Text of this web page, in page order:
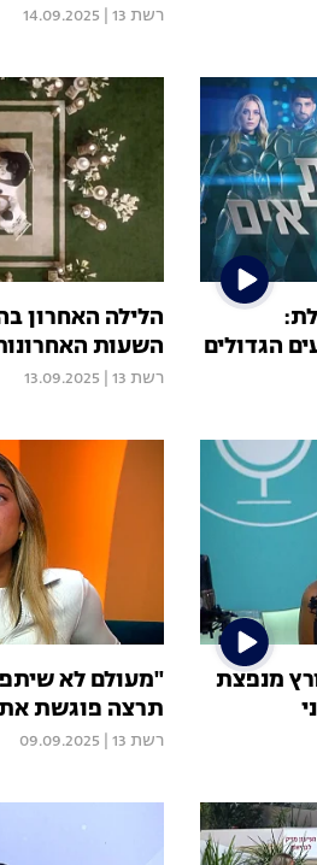
רשת 13 14.09.2025
הגדולים
השעות
רשת 13 13.09.2025
מנפצת
"מעולם לא
תרצה פוגשת
רשת 13 09.09.2025